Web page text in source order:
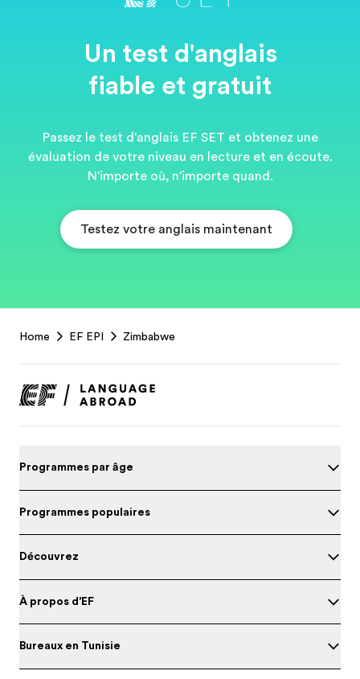
Un test d'anglais
fiable et gratuit
Passez le test d'anglais EF SET et obtenez une
évaluation de votre niveau en lecture et en écoute.
N'importe où, n'importe quand.
Testez votre anglais maintenant
Footer
Home EF EPI Zimbabwe
Programmes par âge
Programmes populaires
Découvrez
À propos d'EF
Bureaux en Tunisie